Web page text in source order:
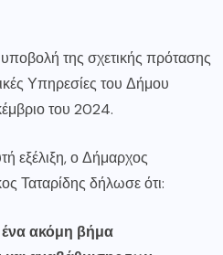
υποβολή της σχετικής πρότασης
Υπηρεσίες του Δήμου
του 2024.
εξέλιξη, ο Δήμαρχος
Ταταρίδης δήλωσε ότι:
ακόμη βήμα